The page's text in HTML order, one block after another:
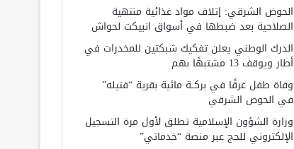
الحوض الشرقي: إتلاف مواد غذائية منتهية
الصلاحية بعد ضبطها في أسواق انبيكت لحواش
الدرك الوطني يعلن تفكيك شبكتين للمخدرات في
أطار ويوقف 13 مشتبهًا بهم
وفاة طفل غرقًا في بركــة مائية بقرية “فتيله”
في الحوض الشرقي
وزارة الشؤون الإسلامية تطلق لأول مرة التسجيل
الإلكتروني للحج عبر منصة “خدماتي”